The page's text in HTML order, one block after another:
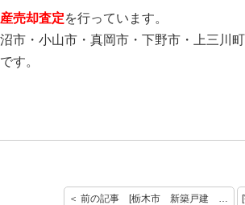
売却査定を行っています。
市・小山市・真岡市・下野市・上三川町
す。
＜ 前の記事 [栃木市 新築戸建 ご契約 おめでとうございます]